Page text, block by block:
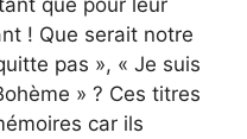
! Que serait notre
pas », « Je suis
» ? Ces titres
car ils